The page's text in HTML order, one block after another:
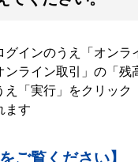
インのうえ「オン
ライン取引」の「残
「実行」をクリック
ます
ご覧ください】